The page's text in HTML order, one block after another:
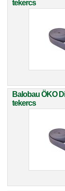
tekercs
Balobau ÖKO
tekercs